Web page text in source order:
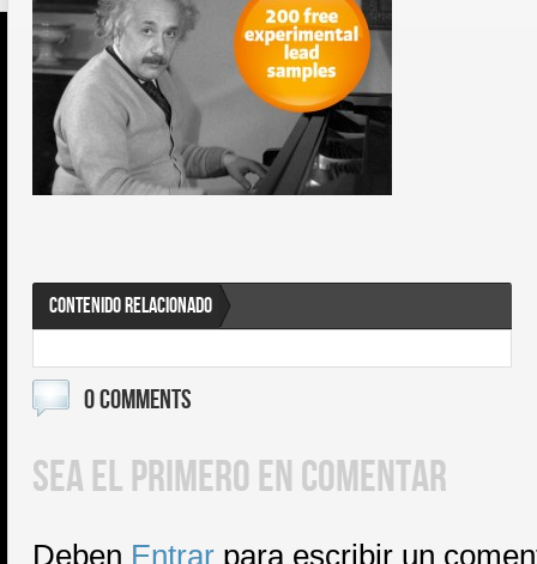
CONTENIDO RELACIONADO
0 COMMENTS
SEA EL PRIMERO EN COMENTAR
Deben Entrar para escribir un